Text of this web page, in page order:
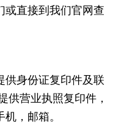
或直接到我们官网查
供身份证复印件及联
供营业执照复印件，
，邮箱。